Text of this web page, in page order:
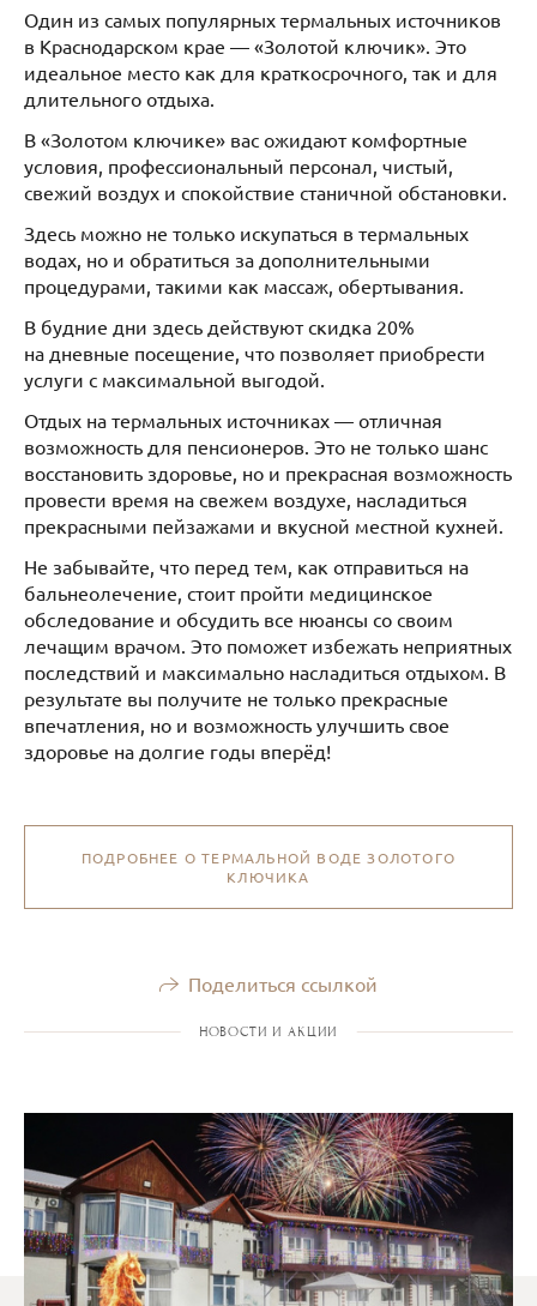
Один из самых популярных термальных источников
в Краснодарском крае — «Золотой ключик». Это
идеальное место как для краткосрочного, так и для
длительного отдыха.
В «Золотом ключике» вас ожидают комфортные
условия, профессиональный персонал, чистый,
свежий воздух и спокойствие станичной обстановки.
Здесь можно не только искупаться в термальных
водах, но и обратиться за дополнительными
процедурами, такими как массаж, обертывания.
В будние дни здесь действуют скидка 20%
на дневные посещение, что позволяет приобрести
услуги с максимальной выгодой.
Отдых на термальных источниках — отличная
возможность для пенсионеров. Это не только шанс
восстановить здоровье, но и прекрасная возможность
провести время на свежем воздухе, насладиться
прекрасными пейзажами и вкусной местной кухней.
Не забывайте, что перед тем, как отправиться на
бальнеолечение, стоит пройти медицинское
обследование и обсудить все нюансы со своим
лечащим врачом. Это поможет избежать неприятных
последствий и максимально насладиться отдыхом. В
результате вы получите не только прекрасные
впечатления, но и возможность улучшить свое
здоровье на долгие годы вперёд!
ПОДРОБНЕЕ О ТЕРМАЛЬНОЙ ВОДЕ ЗОЛОТОГО
КЛЮЧИКА
Поделиться ссылкой
НОВОСТИ И АКЦИИ